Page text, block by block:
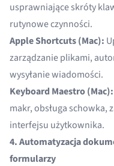
usprawniające skróty
rutynowe czynności.
Apple Shortcuts (Mac):
zarządzanie plikami,
wysyłanie wiadomości.
Keyboard Maestro (Mac):
makr, obsługa schowka,
interfejsu użytkownika.
4. Automatyzacja
formularzy